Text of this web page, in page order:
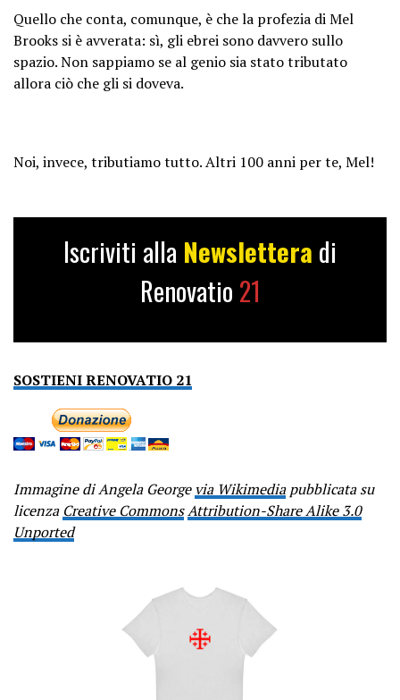
Quello che conta, comunque, è che la profezia di Mel
Brooks si è avverata: sì, gli ebrei sono davvero sullo
spazio. Non sappiamo se al genio sia stato tributato
allora ciò che gli si doveva.
Noi, invece, tributiamo tutto. Altri 100 anni per te, Mel!
Iscriviti alla Newslettera di
Renovatio 21
SOSTIENI RENOVATIO 21
Immagine di Angela Georgevia Wikimediapubblicata su
licenza Creative CommonsAttribution-Share Alike 3.0
Unported